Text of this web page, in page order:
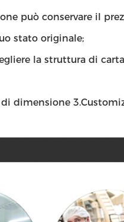
può conservare il
stato originale;
la struttura di